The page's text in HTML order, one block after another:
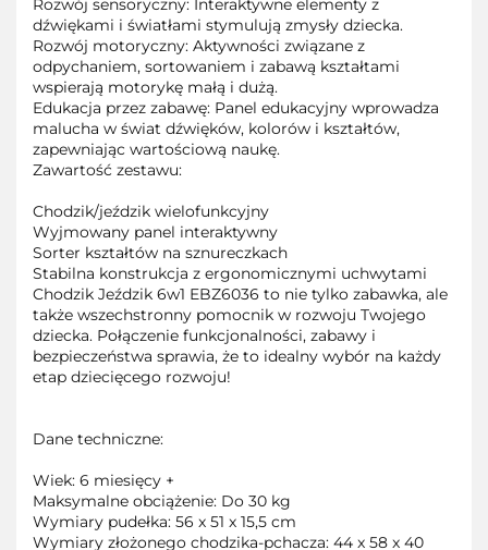
dźwiękami i światłami stymulują zmysły dziecka.
Rozwój motoryczny: Aktywności związane z
odpychaniem, sortowaniem i zabawą kształtami
wspierają motorykę małą i dużą.
Edukacja przez zabawę: Panel edukacyjny wprowadza
malucha w świat dźwięków, kolorów i kształtów,
zapewniając wartościową naukę.
Zawartość zestawu:
Chodzik/jeździk wielofunkcyjny
Wyjmowany panel interaktywny
Sorter kształtów na sznureczkach
Stabilna konstrukcja z ergonomicznymi uchwytami
Chodzik Jeździk 6w1 EBZ6036 to nie tylko zabawka, ale
także wszechstronny pomocnik w rozwoju Twojego
dziecka. Połączenie funkcjonalności, zabawy i
bezpieczeństwa sprawia, że to idealny wybór na każdy
etap dziecięcego rozwoju!
Dane techniczne:
Wiek: 6 miesięcy +
Maksymalne obciążenie: Do 30 kg
Wymiary pudełka: 56 x 51 x 15,5 cm
Wymiary złożonego chodzika-pchacza: 44 x 58 x 40